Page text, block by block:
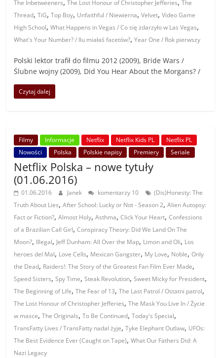
The Inbetweeners The Lost Honour of Christopher Jefferies The
Thread,TiG,Top Boy, Unfaithful / Niewierna,Velvet,Video Game
High School,What Happens in Vegas / Co się zdarzyło w Las Vegas,
What's Your Number? / Ilu miałaś facetów?,Year One / Rok pierwszy
Polski lektor trafił do filmu 2012 (2009), Bride Wars /
Ślubne wojny (2009), Did You Hear About the Morgans? /
Czytaj dalej
Filmy Informacje Netflix Netflix Kids PL
Netflix PL
Nowości
Polska Polskie napisy Premiery Seriale
Netflix Polska – nowe tytuły
(01.06.2016)
01.06.2016 Janek komentarzy 10
(Dis)Honesty: The
Truth About Lies,After School: Lucky or Not - Season 2,Alien Autopsy:
Fact or Fiction?,Almost Holy,Asthma,Click Your Heart,Confessions
of a Brazilian Call Girl,Conspiracy Theory: Did We Land On The
Moon?, Illegal, Jeff Dunham: All Over the Map, Limon and Oli, Los
heroes del Mal, Love Cells, Mexican Gangster, My Love, Noble,Only
the Dead, Raiders!: The Story of the Greatest Fan Film Ever Made,
Speed Sisters,Spy Time,Steak Revolution,Sweet Micky for President,
The Beginning of Life,The Fear of 13,The Last Patrol / Ostatni patrol,
The Lost Honour of Christopher Jefferies,The Mask You Live In / Życie
w masce,The Originals,To Be Continued,Today's Special,
TransFatty Lives / TransFatty nadal żyje,Tyke Elephant Outlaw, UFOs:
The Best Evidence Ever (Caught on Tape),What Our Fathers Did: A
Nazi Legacy